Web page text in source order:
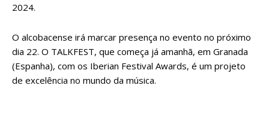
2024.
O alcobacense irá marcar presença no evento no próximo
dia 22. O TALKFEST, que começa já amanhã, em Granada
(Espanha), com os Iberian Festival Awards, é um projeto
de excelência no mundo da música.